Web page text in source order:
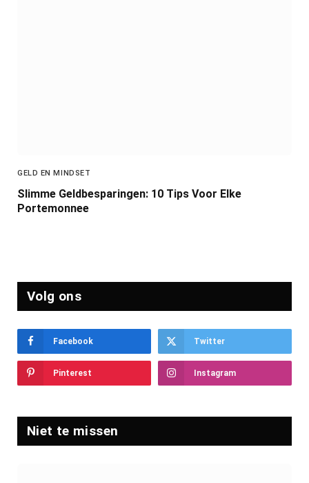
GELD EN MINDSET
Slimme Geldbesparingen: 10 Tips Voor Elke
Portemonnee
Volg ons
Facebook Twitter
Pinterest Instagram
Niet te missen